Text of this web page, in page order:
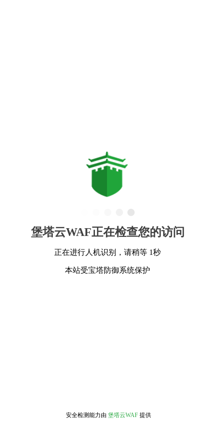
堡塔云WAF正在检查您的访问
正在进行人机识别，请稍等 1秒
本站受宝塔防御系统保护
安全检测能力由 堡塔云WAF 提供